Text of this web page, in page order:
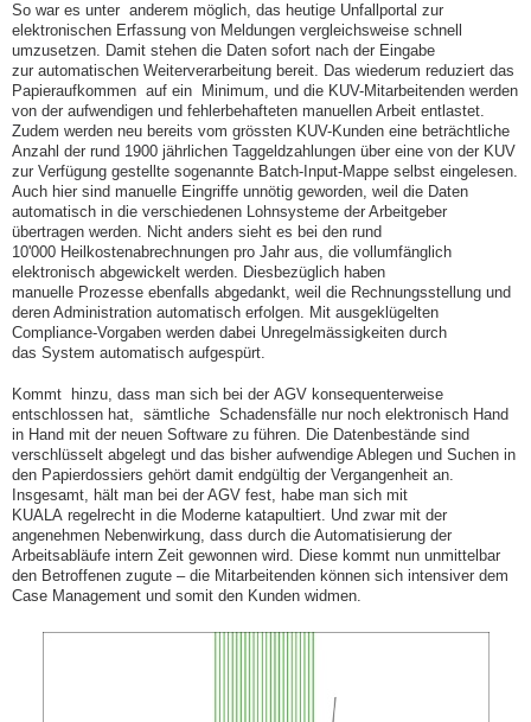
So war es unter anderem möglich, das heutige Unfallportal zur
elektronischen Erfassung von Meldungen vergleichsweise schnell
umzusetzen. Damit stehen die Daten sofort nach der Eingabe
zur automatischen Weiterverarbeitung bereit. Das wiederum reduziert das
Papieraufkommen auf ein Minimum, und die KUV-Mitarbeitenden werden
von der aufwendigen und fehlerbehafteten manuellen Arbeit entlastet.
Zudem werden neu bereits vom grössten KUV-Kunden eine beträchtliche
Anzahl der rund 1900 jährlichen Taggeldzahlungen über eine von der KUV
zur Verfügung gestellte sogenannte Batch-Input-Mappe selbst eingelesen.
Auch hier sind manuelle Eingriffe unnötig geworden, weil die Daten
automatisch in die verschiedenen Lohnsysteme der Arbeitgeber
übertragen werden. Nicht anders sieht es bei den rund
10'000 Heilkostenabrechnungen pro Jahr aus, die vollumfänglich
elektronisch abgewickelt werden. Diesbezüglich haben
manuelle Prozesse ebenfalls abgedankt, weil die Rechnungsstellung und
deren Administration automatisch erfolgen. Mit ausgeklügelten
Compliance-Vorgaben werden dabei Unregelmässigkeiten durch
das System automatisch aufgespürt.
Kommt hinzu, dass man sich bei der AGV konsequenterweise
entschlossen hat, sämtliche Schadensfälle nur noch elektronisch Hand
in Hand mit der neuen Software zu führen. Die Datenbestände sind
verschlüsselt abgelegt und das bisher aufwendige Ablegen und Suchen in
den Papierdossiers gehört damit endgültig der Vergangenheit an.
Insgesamt, hält man bei der AGV fest, habe man sich mit
KUALA regelrecht in die Moderne katapultiert. Und zwar mit der
angenehmen Nebenwirkung, dass durch die Automatisierung der
Arbeitsabläufe intern Zeit gewonnen wird. Diese kommt nun unmittelbar
den Betroffenen zugute – die Mitarbeitenden können sich intensiver dem
Case Management und somit den Kunden widmen.